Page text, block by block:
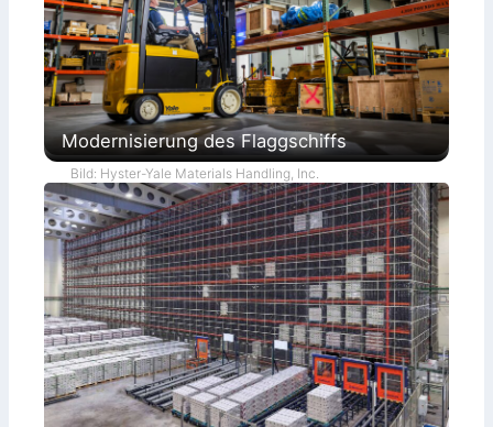
Modernisierung des Flaggschiffs
Bild: Hyster-Yale Materials Handling, Inc.